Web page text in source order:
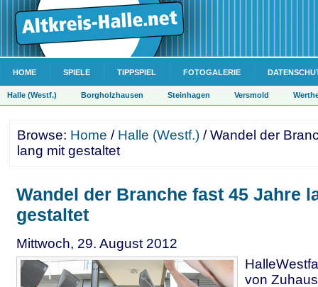
HOME SPIELE TIPPSPIEL FOTOGALERIE
Halle (Westf.) Borgholzhausen Steinhagen Versmold
Browse: Home / Halle (Westf.) / Wandel der
lang mit gestaltet
Wandel der Branche fast 45 Jahre
gestaltet
Mittwoch, 29. August 2012
von